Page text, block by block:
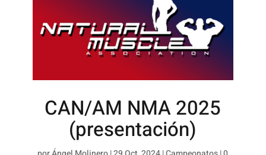
CAN/AM NMA 2025
(presentación)